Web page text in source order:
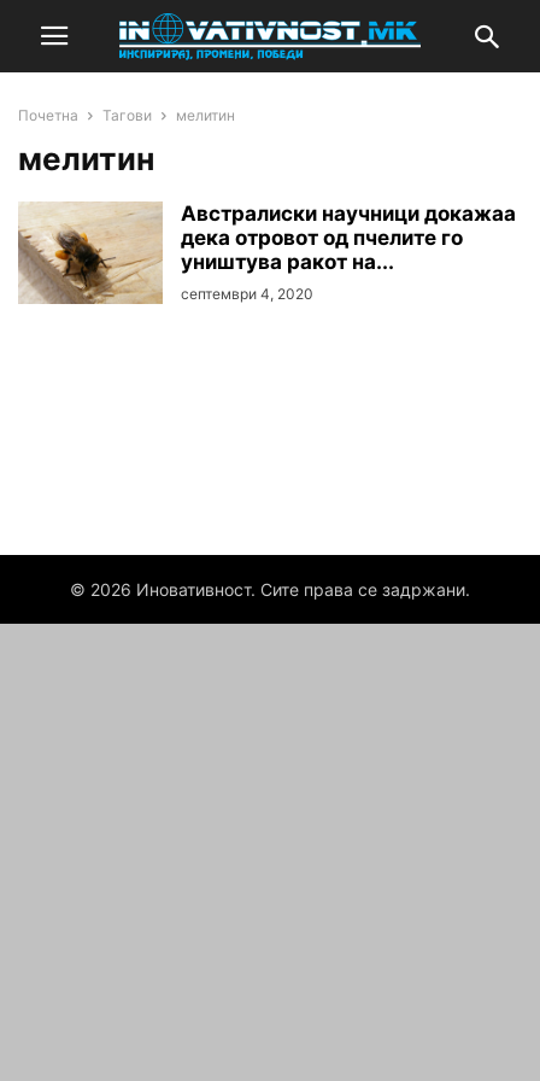
Почетна Тагови мелитин
мелитин
Австралиски научници докажаа
дека отровот од пчелите го
уништува ракот на...
септември 4, 2020
© 2026 Иновативност. Сите права се задржани.